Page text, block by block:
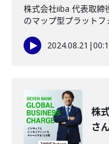
株式会社iiba 代表取締
のマップ型プラット
2024.08.21 |
株
さ